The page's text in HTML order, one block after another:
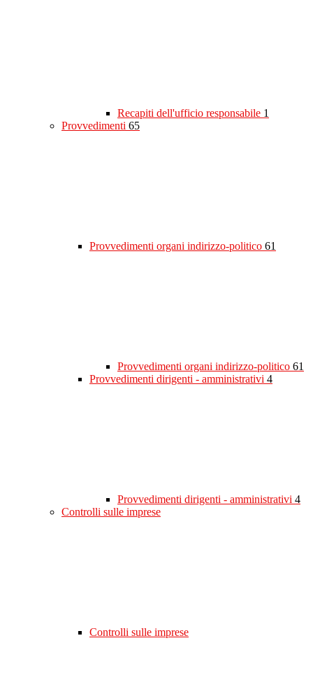
Recapiti dell'ufficio responsabile 1
Provvedimenti 65
Provvedimenti organi indirizzo-politico 61
Provvedimenti organi indirizzo-politico 61
Provvedimenti dirigenti - amministrativi 4
Provvedimenti dirigenti - amministrativi 4
Controlli sulle imprese
Controlli sulle imprese